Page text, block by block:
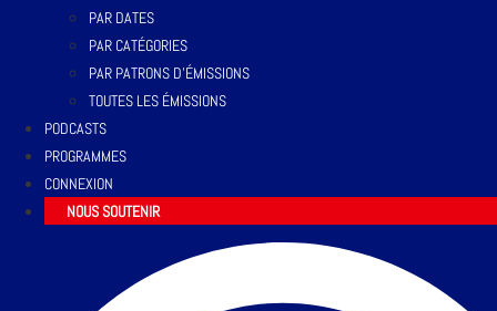
PAR DATES
PAR CATÉGORIES
PAR PATRONS D’ÉMISSIONS
TOUTES LES ÉMISSIONS
PODCASTS
PROGRAMMES
CONNEXION
NOUS SOUTENIR